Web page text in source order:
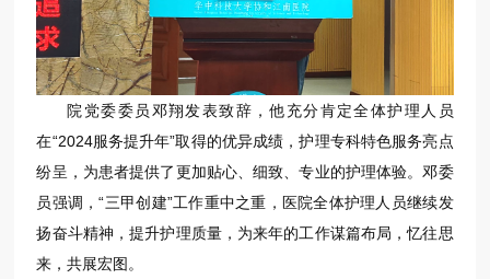
院党委委员邓翔发表致辞，他充分肯定全体护理人员
在“2024服务提升年”取得的优异成绩，护理专科特色服务亮点
纷呈，为患者提供了更加贴心、细致、专业的护理体验。邓委
员强调，“三甲创建”工作重中之重，医院全体护理人员继续发
扬奋斗精神，提升护理质量，为来年的工作谋篇布局，忆往思
来，共展宏图。